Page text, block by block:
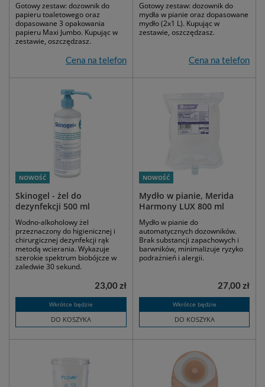
Gotowy zestaw: dozownik do
papieru toaletowego oraz
dopasowane 3 opakowania
papieru Maxi Jumbo. Kupując w
zestawie, oszczędzasz.
Cena na telefon
Gotowy zestaw: dozownik do
mydła w pianie oraz dopasowane
mydło (2x1 L). Kupując w
zestawie, oszczędzasz.
Cena na telefon
NOWOŚĆ
Skinogel - żel do
dezynfekcji 500 ml
Wodno-alkoholowy żel
przeznaczony do higienicznej i
chirurgicznej dezynfekcji rąk
metodą wcierania. Wykazuje
szerokie spektrum biobójcze w
zaledwie 30 sekund.
Wkrótce będzie
DO KOSZYKA
23,00 zł
NOWOŚĆ
Mydło w pianie, Merida
Harmony LUX 800 ml
Mydło w pianie do
automatycznych dozowników.
Brak substancji zapachowych i
barwników, minimalizuje ryzyko
podrażnień i alergii.
Wkrótce będzie
DO KOSZYKA
27,00 zł